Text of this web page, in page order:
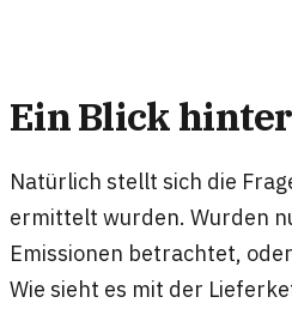
Ein Blick
Natürlich stellt sich die
ermittelt wurden. Wurden
Emissionen betrachtet,
Wie sieht es mit der